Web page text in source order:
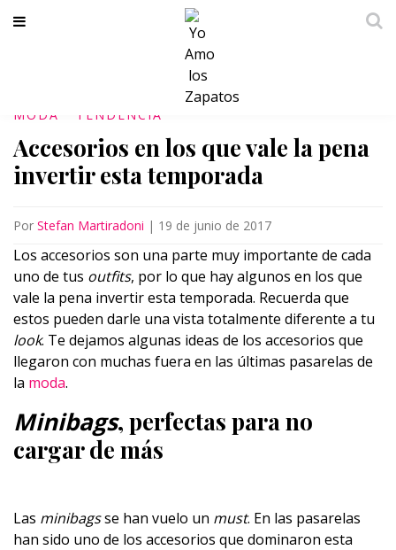
MODA TENDENCIA
Accesorios en los que vale la pena
invertir esta temporada
Por Stefan Martiradoni | 19 de junio de 2017
Los accesorios son una parte muy importante de cada
uno de tus outfits, por lo que hay algunos en los que
vale la pena invertir esta temporada. Recuerda que
estos pueden darle una vista totalmente diferente a tu
look. Te dejamos algunas ideas de los accesorios que
llegaron con muchas fuera en las últimas pasarelas de
la moda.
Minibags, perfectas para no
cargar de más
Las minibagsse han vuelo un must. En las pasarelas
han sido uno de los accesorios que dominaron esta